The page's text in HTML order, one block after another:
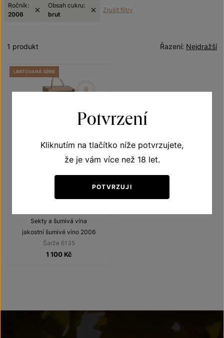
Ročník:
2006
Obsah cukru:
brut
Zrušit filtry
Nejdražší
Řazení:
1 produkt
Sekty a šumivá vína
jakostní šumivé víno 2006
Šarže 6135
1 100 Kč
LIMITOVANÁ SÉRIE
Potvrzení
Kliknutím na tlačítko níže potvrzujete,
že je vám více než 18 let.
POTVRZUJI